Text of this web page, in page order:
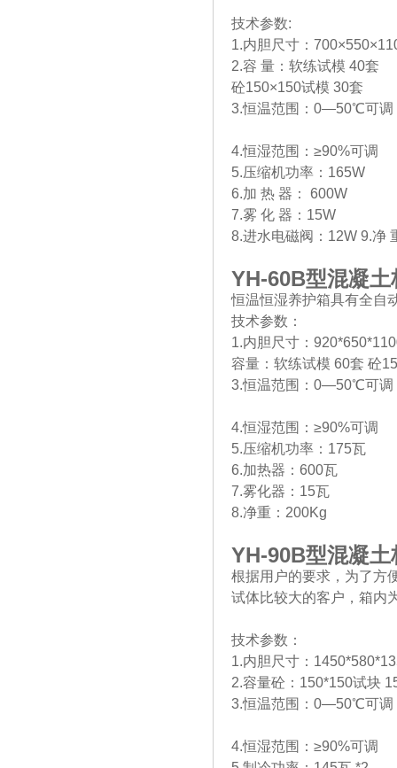
技术参数:
1.内胆尺寸：
2.容 量：软练试模 40套
砼150×150试模 30套
3.恒温范围：0—50℃可
4.恒湿范围：≥90%可调
5.压缩机功率：165W
6.加 热 器： 600W
7.雾 化 器：15W
8.进水电磁阀：12W 9.净
YH-60B型混凝土
恒温恒湿养护箱具有全自
技术参数：
1.内胆尺寸：
容量：软练试模 60套 砼
3.恒温范围：0—50℃可
4.恒湿范围：≥90%可调
5.压缩机功率：175瓦
6.加热器：600瓦
7.雾化器：15瓦
8.净重：200Kg
YH-90B型混凝土
根据用户的要求，为了方
试体比较大的客户，箱内
技术参数：
1.内胆尺寸：
2.容量砼：150*150试块
3.恒温范围：0—50℃可
4.恒湿范围：≥90%可调